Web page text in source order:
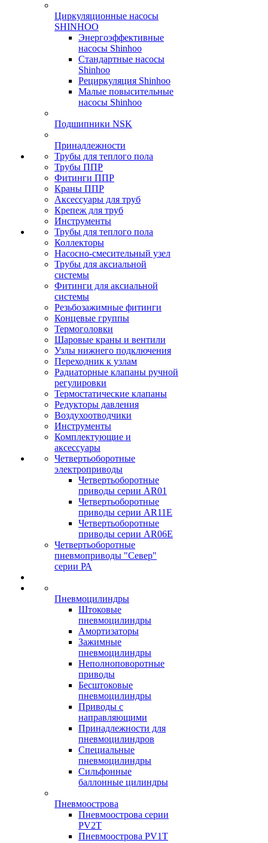
Циркуляционные насосы
SHINHOO
Энергоэффективные
насосы Shinhoo
Стандартные насосы
Shinhoo
Рециркуляция Shinhoo
Малые повысительные
насосы Shinhoo
Подшипники NSK
Принадлежности
Трубы для теплого пола
Трубы ППР
Фитинги ППР
Краны ППР
Аксессуары для труб
Крепеж для труб
Инструменты
Трубы для теплого пола
Коллекторы
Насосно-смесительный узел
Трубы для аксиальной
системы
Фитинги для аксиальной
системы
Резьбозажимные фитинги
Концевые группы
Термоголовки
Шаровые краны и вентили
Узлы нижнего подключения
Переходник к узлам
Радиаторные клапаны ручной
регулировки
Термостатические клапаны
Редукторы давления
Воздухоотводчики
Инструменты
Комплектующие и
аксессуары
Четвертьоборотные
электроприводы
Четвертьоборотные
приводы серии AR01
Четвертьоборотные
приводы серии AR11E
Четвертьоборотные
приводы серии AR06E
Четвертьоборотные
пневмоприводы "Север"
серии РА
Пневмоцилиндры
Штоковые
пневмоцилиндры
Амортизаторы
Зажимные
пневмоцилиндры
Неполноповоротные
приводы
Бесштоковые
пневмоцилиндры
Приводы с
направляющими
Принадлежности для
пневмоцилиндров
Специальные
пневмоцилиндры
Сильфонные
баллонные цилиндры
Пневмоострова
Пневмоострова серии
PV2T
Пневмоострова PV1T